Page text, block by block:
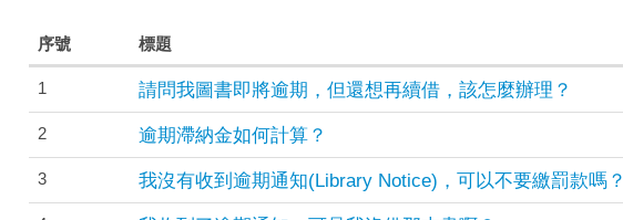
序號 標題
1 請問我圖書即將逾期，但還想再續借，該怎麼辦理？
2 逾期滯納金如何計算？
3 我沒有收到逾期通知(Library Notice)，可以不要繳罰款嗎？